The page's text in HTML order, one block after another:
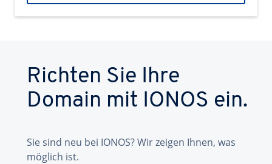
Richten Sie Ihre
Domain mit IONOS ein.
Sie sind neu bei IONOS? Wir zeigen Ihnen, was
möglich ist.